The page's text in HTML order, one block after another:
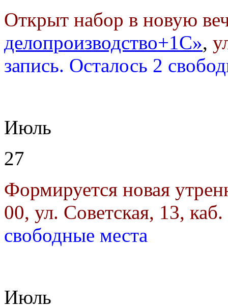
Открыт набор в новую
делопроизводство+1С»,
запись. Осталось 2
Июль
27
Формируется новая
00, ул. Советская, 13,
свободные места
Июль